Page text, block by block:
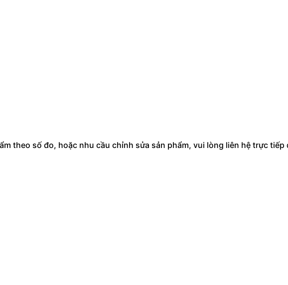
theo số đo, hoặc nhu cầu chỉnh sửa sản phẩm, vui lòng liên hệ trực tiếp